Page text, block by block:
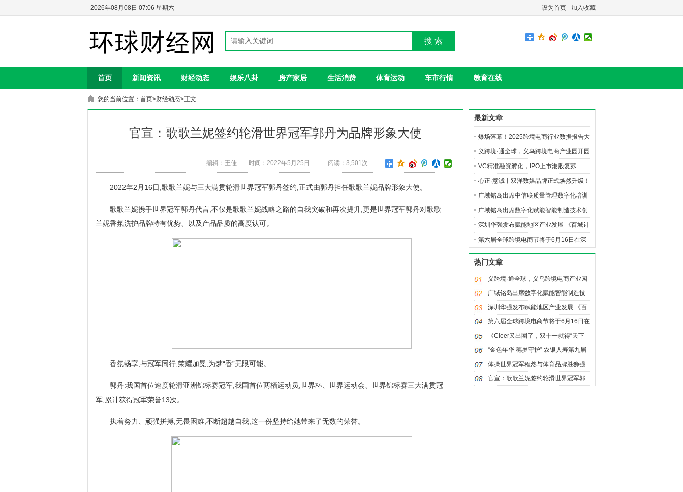
设为首页 - 加入收藏
2026年08月08日 07:06 星期六
搜 索
首页 新闻资讯 财经动态 娱乐八卦 房产家居 生活消费 体育运动 车市行情 教育在线
您的当前位置： 首页>财经动态>正文
官宣：歌歌兰妮签约轮滑世界冠军郭丹为品牌形象大使
编辑：王佳 时间：2022年5月25日 阅读：3,501次
2022年2月16日,歌歌兰妮与三大满贯轮滑世界冠军郭丹签约,正式由郭丹担任歌歌兰妮品牌形象大使。
歌歌兰妮携手世界冠军郭丹代言,不仅是歌歌兰妮战略之路的自我突破和再次提升,更是世界冠军郭丹对歌歌
兰妮香氛洗护品牌特有优势、以及产品品质的高度认可。
香氛畅享,与冠军同行,荣耀加冕,为梦“香”无限可能。
郭丹:我国首位速度轮滑亚洲锦标赛冠军,我国首位两栖运动员,世界杯、世界运动会、世界锦标赛三大满贯冠
军,累计获得冠军荣誉13次。
执着努力、顽强拼搏,无畏困难,不断超越自我,这一份坚持给她带来了无数的荣誉。
最新文章
爆场落幕！2025跨境电商行业数据报告大
会成功举办
义跨境·通全球，义乌跨境电商产业园开园
仪式暨跨境电商发展高峰论坛成功举办
VC精准融资孵化，IPO上市港股复苏
心正·意诚丨双洋数媒品牌正式焕然升级！
广域铭岛出席中信联质量管理数字化培训
分享尺寸智能管理解决方案应用案例
广域铭岛出席数字化赋能智能制造技术创
新峰会
深圳华强发布赋能地区产业发展 《百城计
划》首站合作南宁市
第六届全球跨境电商节将于6月16日在深
开幕
热门文章
义跨境·通全球，义乌跨境电商产业园
开园仪式暨跨境电商发展高峰论坛成
功举办
广域铭岛出席数字化赋能智能制造技
术创新峰会
深圳华强发布赋能地区产业发展 《百
城计划》首站合作南宁市
第六届全球跨境电商节将于6月16日在
深开幕
《Cleer又出圈了，双十一就得“天下
有双”！》
“金色年华 穗岁守护” 农银人寿第九届
客户服务金穗节盛大开幕
体操世界冠军程然与体育品牌胜狮强
强联合，出任品牌形象大使
官宣：歌歌兰妮签约轮滑世界冠军郭